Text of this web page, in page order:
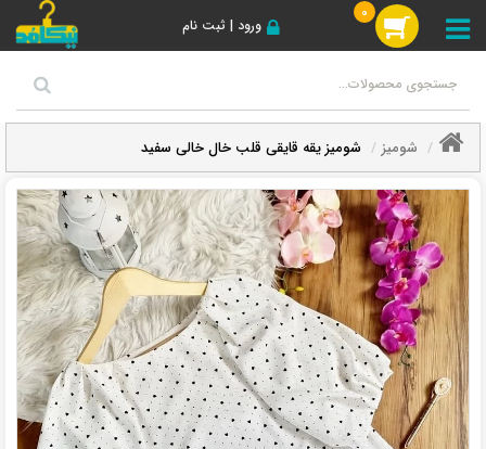
ورود | ثبت نام
0
شومیز شومیز یقه قایقی قلب خال خالی سفید